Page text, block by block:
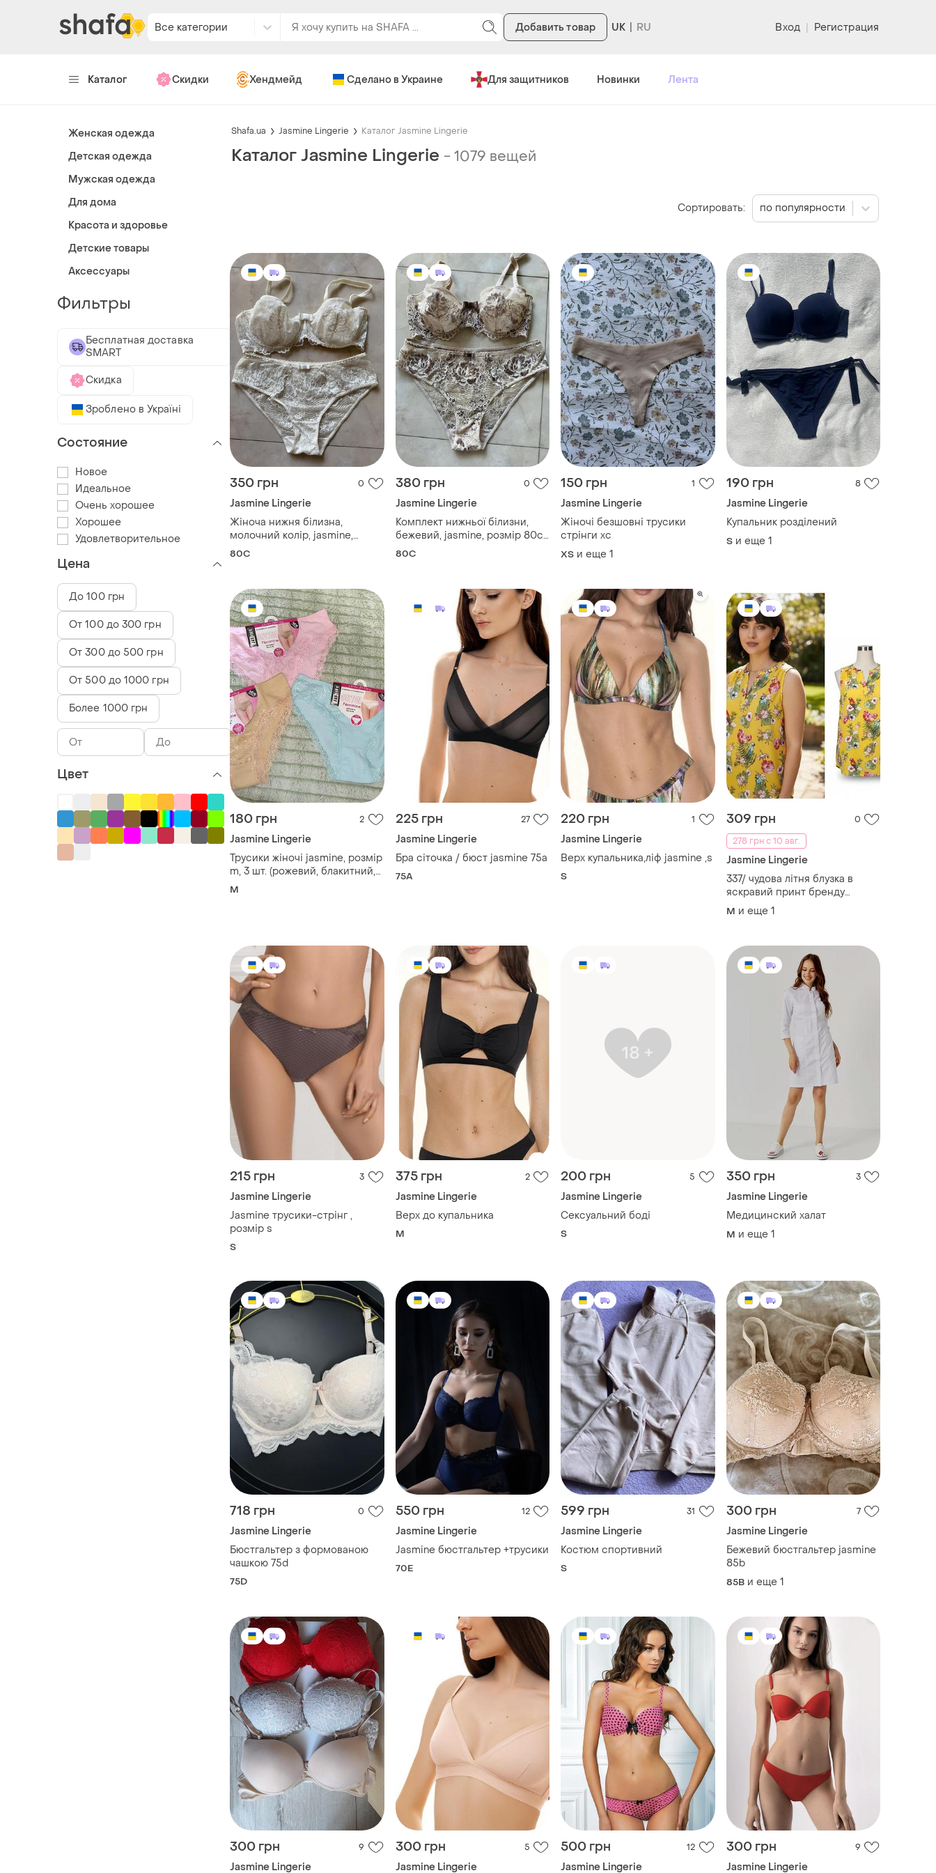
Все категории Добавить товар UK Вход | Регистрация
Каталог Скидки Хендмейд Сделано в Украине Для защитников Новинки Лента
Shafa.ua Jasmine Lingerie Каталог Jasmine Lingerie
Каталог Jasmine Lingerie -1079 вещей
350 грн 0
Jasmine Lingerie
Жіноча нижня білизна,
молочний колір, jasmine,
розмір 80с/м
80C
380 грн 0
Jasmine Lingerie
Комплект нижньої білизни,
бежевий, jasmine, розмір 80с/
м
80C
150 грн 1
Jasmine Lingerie
Жіночі безшовні трусики
стрінги хс
ХS и еще 1
190 грн 8
Jasmine Lingerie
Купальник розділений
S и еще 1
180 грн 2
Jasmine Lingerie
Трусики жіночі jasmine, розмір
m, 3 шт. (рожевий, блакитний,
бежевий)
M
225 грн 27
Jasmine Lingerie
Бра сіточка / бюст jasmine 75a
75A
220 грн 1
Jasmine Lingerie
Верх купальника,ліф jasmine ,s
S
309 грн
0
278 грн с 10 авг.
Jasmine Lingerie
337/ чудова літня блузка в
яскравий принт бренду
jasmine&juliana.нова, з биркою
M и еще 1
215 грн 3
Jasmine Lingerie
Jasmine трусики-стрінг ,
розмір s
S
375 грн 2
Jasmine Lingerie
Верх до купальника
M
200 грн 5
Jasmine Lingerie
Сексуальний боді
S
350 грн 3
Jasmine Lingerie
Медицинский халат
M и еще 1
718 грн 0
Jasmine Lingerie
Бюстгальтер з формованою
чашкою 75d
75D
550 грн 12
Jasmine Lingerie
Jasmine бюстгальтер +трусики
70E
599 грн 31
Jasmine Lingerie
Костюм спортивний
S
300 грн 7
Jasmine Lingerie
Бежевий бюстгальтер jasmine
85b
85B и еще 1
300 грн 9
Jasmine Lingerie
300 грн 5
Jasmine Lingerie
500 грн 12
Jasmine Lingerie
300 грн 9
Jasmine Lingerie
Сортировать: по популярности
Женская одежда
Детская одежда
Мужская одежда
Для дома
Красота и здоровье
Детские товары
Аксессуары
Фильтры
Бесплатная доставка
SMART
Скидка
Зроблено в Україні
Состояние
Новое
Идеальное
Очень хорошее
Хорошее
Удовлетворительное
Цена
До 100 грн
От 100 до 300 грн
От 300 до 500 грн
От 500 до 1000 грн
Более 1000 грн
Цвет